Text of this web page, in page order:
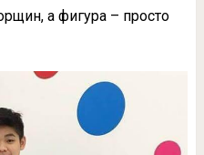
а фигура – просто